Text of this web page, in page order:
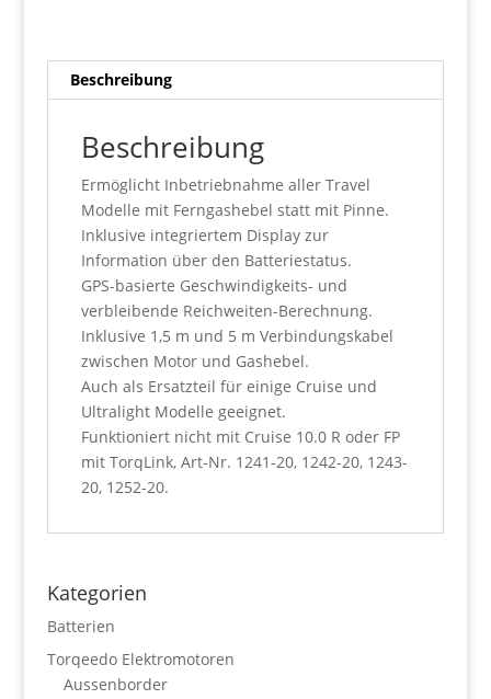
Beschreibung
Beschreibung
Ermöglicht Inbetriebnahme aller Travel
Modelle mit Ferngashebel statt mit Pinne.
Inklusive integriertem Display zur
Information über den Batteriestatus.
GPS-basierte Geschwindigkeits- und
verbleibende Reichweiten-Berechnung.
Inklusive 1,5 m und 5 m Verbindungskabel
zwischen Motor und Gashebel.
Auch als Ersatzteil für einige Cruise und
Ultralight Modelle geeignet.
Funktioniert nicht mit Cruise 10.0 R oder FP
mit TorqLink, Art-Nr. 1241-20, 1242-20, 1243-
20, 1252-20.
Kategorien
Batterien
Torqeedo Elektromotoren
Aussenborder